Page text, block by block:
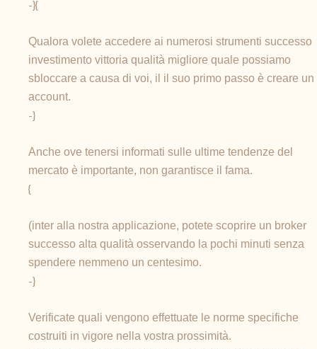
-}{
Qualora volete accedere ai numerosi strumenti successo
investimento vittoria qualità migliore quale possiamo
sbloccare a causa di voi, il il suo primo passo è creare un
account.
-}
Anche ove tenersi informati sulle ultime tendenze del
mercato è importante, non garantisce il fama.
{
(inter alla nostra applicazione, potete scoprire un broker
successo alta qualità osservando la pochi minuti senza
spendere nemmeno un centesimo.
-}
Verificate quali vengono effettuate le norme specifiche
costruiti in vigore nella vostra prossimità.